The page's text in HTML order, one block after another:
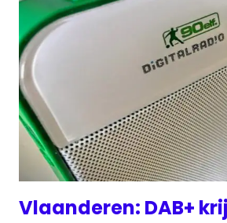
Vlaanderen: DAB+